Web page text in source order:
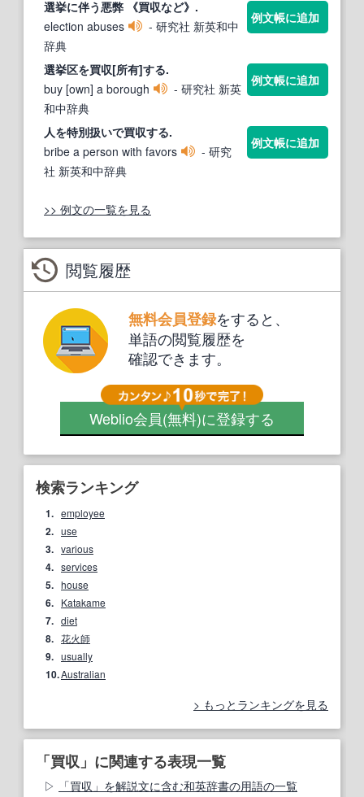
選挙に伴う悪弊 《買収など》.
election abuses
- 研究社 新英和中
辞典
例文帳に追加
選挙区を買収[所有]する.
buy [own] a borough
- 研究社 新英
和中辞典
例文帳に追加
人を特別扱いで買収する.
bribe a person with favors
- 研究
社 新英和中辞典
例文帳に追加
>> 例文の一覧を見る
閲覧履歴
無料会員登録をすると、
単語の閲覧履歴を
確認できます。
Weblio会員(無料)に登録する
検索ランキング
1. employee
2. use
3. various
4. services
5. house
6. Katakame
7. diet
8. 花火師
9. usually
10.Australian
もっとランキングを見る
「買収」に関連する表現一覧
「買収」を解説文に含む和英辞書の用語の一覧